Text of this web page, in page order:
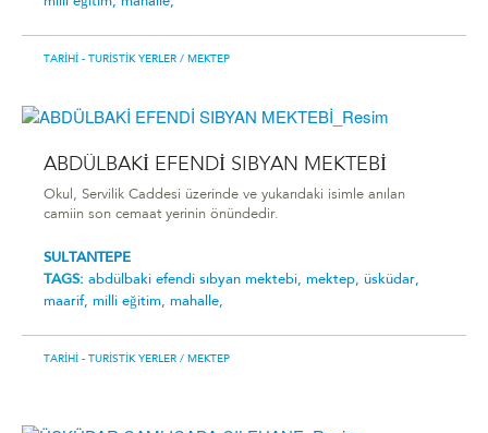
TARIHI - TURISTIK YERLER / MEKTEP
ABDÜLBAKİ EFENDİ SIBYAN MEKTEBİ
Okul, Servilik Caddesi üzerinde ve yukarıdaki isimle anılan
camiin son cemaat yerinin önündedir.
SULTANTEPE
TAGS: abdülbaki̇ efendi̇ sibyan mektebi̇, mektep, üsküdar,
maarif, milli eğitim, mahalle,
TARIHI - TURISTIK YERLER / MEKTEP